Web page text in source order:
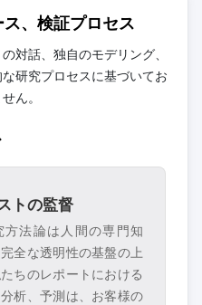
、検証プロセス
対話、独自のモデリング、
研究プロセスに基づいてお
ん。
トの監督
方法論は人間の専門知
全な透明性の基盤の上
ちのレポートにおける
析、予測は、お客様の